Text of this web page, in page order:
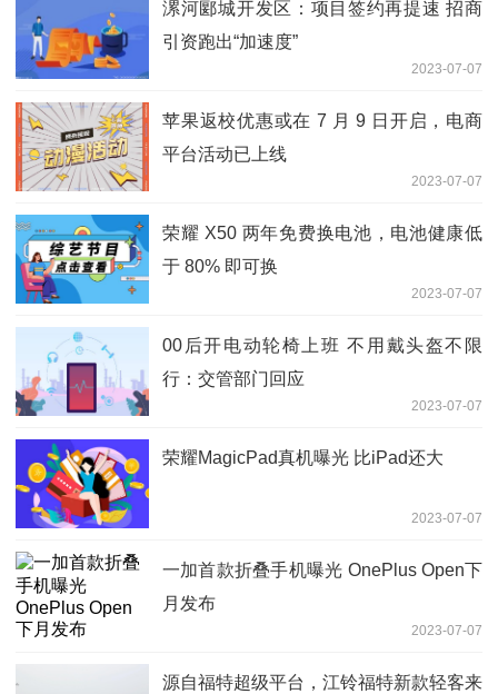
漯河郾城开发区：项目签约再提速 招商
引资跑出“加速度”
2023-07-07
苹果返校优惠或在 7 月 9 日开启，电商
平台活动已上线
2023-07-07
荣耀 X50 两年免费换电池，电池健康低
于 80% 即可换
2023-07-07
00后开电动轮椅上班 不用戴头盔不限
行：交管部门回应
2023-07-07
荣耀MagicPad真机曝光 比iPad还大
2023-07-07
一加首款折叠手机曝光 OnePlus Open下
月发布
2023-07-07
源自福特超级平台，江铃福特新款轻客来